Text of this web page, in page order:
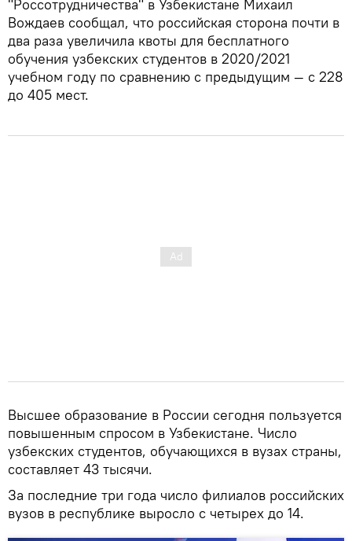
"Россотрудничества" в Узбекистане Михаил
Вождаев сообщал, что российская сторона почти в
два раза увеличила квоты для бесплатного
обучения узбекских студентов в 2020/2021
учебном году по сравнению с предыдущим — с 228
до 405 мест.
Высшее образование в России сегодня пользуется
повышенным спросом в Узбекистане. Число
узбекских студентов, обучающихся в вузах страны,
составляет 43 тысячи.
За последние три года число филиалов российских
вузов в республике выросло с четырех до 14.